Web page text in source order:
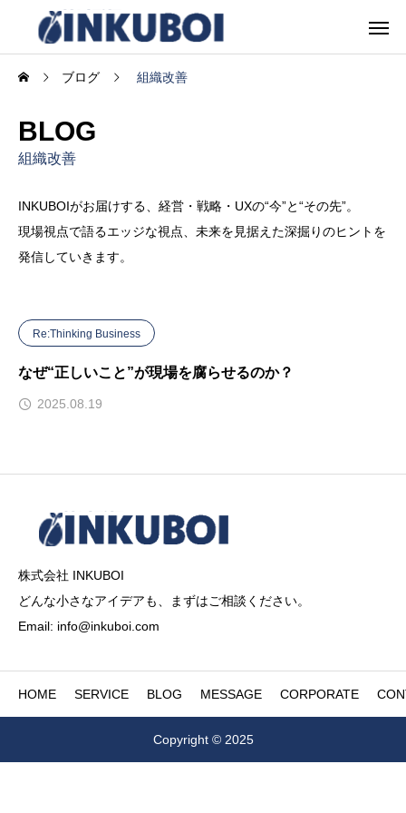
ブログ 組織改善
BLOG
組織改善
INKUBOIがお届けする、経営・戦略・UXの“今”と“その先”。
現場視点で語るエッジな視点、未来を見据えた深掘りのヒントを
発信していきます。
Re:Thinking Business
なぜ“正しいこと”が現場を腐らせるのか？
2025.08.19
株式会社 INKUBOI
どんな小さなアイデアも、まずはご相談ください。
Email: info@inkuboi.com
HOME SERVICE BLOG MESSAGE CORPORATE
Copyright © 2025